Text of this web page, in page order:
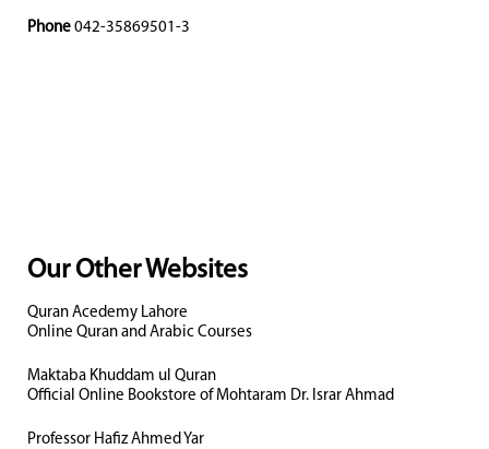
Phone 042-35869501-3
Our Other Websites
Quran Acedemy Lahore
Online Quran and Arabic Courses
Maktaba Khuddam ul Quran
Official Online Bookstore of Mohtaram Dr. Israr Ahmad
Professor Hafiz Ahmed Yar